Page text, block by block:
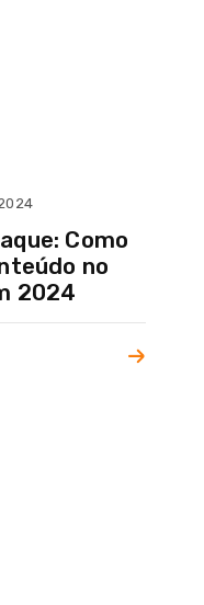
Como
no
2024